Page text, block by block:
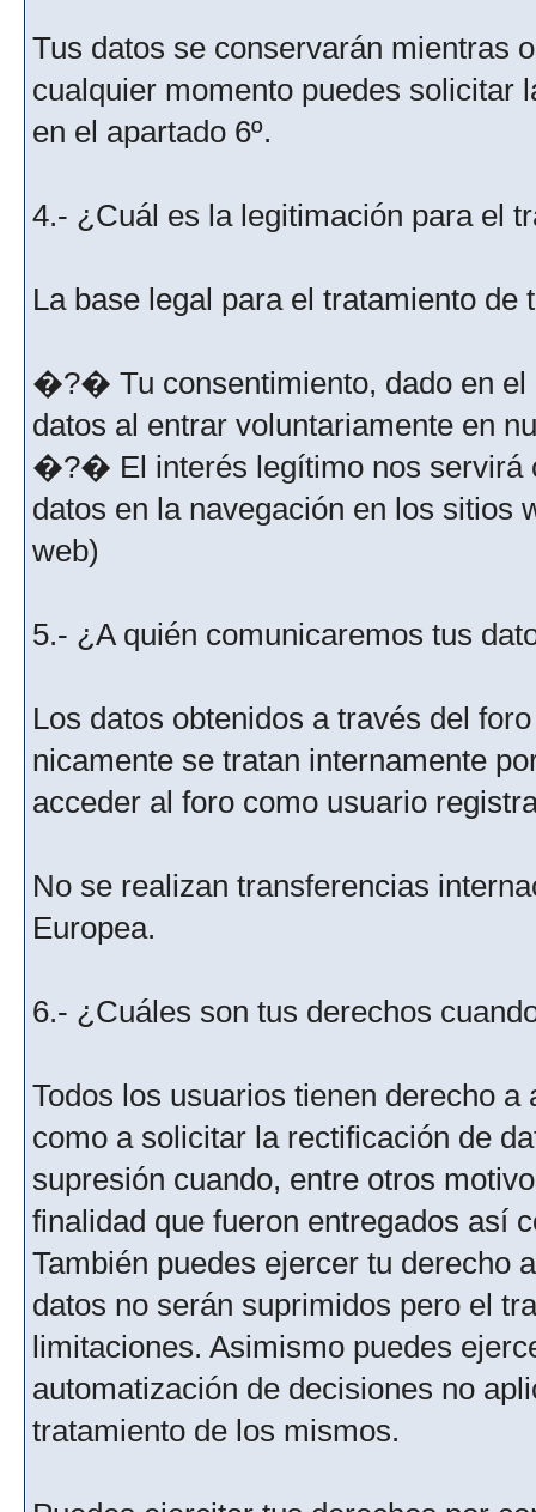
Tus datos se conservarán mientras
cualquier momento puedes solicitar
en el apartado 6º.
4.- ¿Cuál es la legitimación para el
La base legal para el tratamiento
�?� Tu consentimiento, dado en el
datos al entrar voluntariamente en
�?� El interés legítimo nos servirá
datos en la navegación en los sitios
web)
5.- ¿A quién comunicaremos tus
Los datos obtenidos a través del
nicamente se tratan internamente
acceder al foro como usuario
No se realizan transferencias
Europea.
6.- ¿Cuáles son tus derechos
Todos los usuarios tienen derecho
como a solicitar la rectificación de
supresión cuando, entre otros
finalidad que fueron entregados así
También puedes ejercer tu derecho
datos no serán suprimidos pero el
limitaciones. Asimismo puedes
automatización de decisiones no
tratamiento de los mismos.